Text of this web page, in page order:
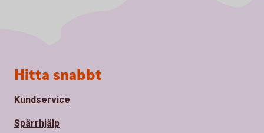
Sidfot
Hitta snabbt
Kundservice
Spärrhjälp